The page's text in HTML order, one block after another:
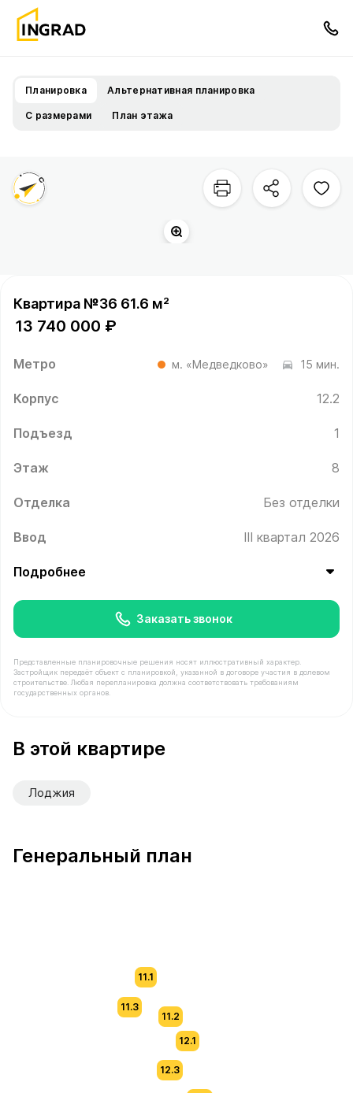
Планировка Альтернативная планировка
С размерами План этажа
Квартира №36 61.6 м²
13 740 000 ₽
Метро м. «Медведково» 15 мин.
Корпус 12.2
Подъезд 1
Этаж 8
Отделка Без отделки
Ввод III квартал 2026
Подробнее
Заказать звонок
Представленные планировочные решения носят иллюстративный характер.
Застройщик передаёт объект с планировкой, указанной в договоре участия в долевом
строительстве. Любая перепланировка должна соответствовать требованиям
государственных органов.
В этой квартире
Лоджия
Генеральный план
11.3
11.1
11.2
12.1
12.3